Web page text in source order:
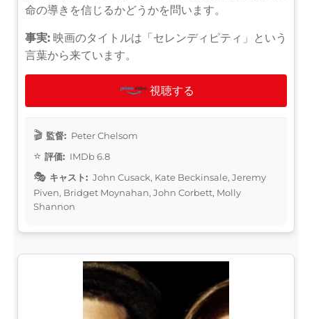
命の導きを信じるかどうかを問います。
事実: 映画のタイトルは「セレンディピティ」という
言葉から来ています。
視聴する
監督: Peter Chelsom
評価: IMDb 6.8
キャスト: John Cusack, Kate Beckinsale, Jeremy
Piven, Bridget Moynahan, John Corbett, Molly
Shannon